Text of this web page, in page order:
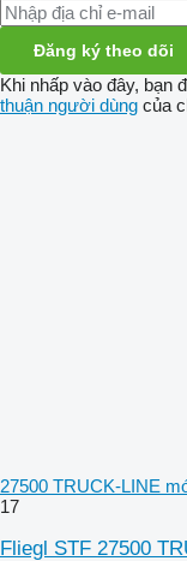
Đăng ký theo dõi
Khi nhấp vào đây, bạn
thuận người dùng của
27500 TRUCK-LINE
17
Fliegl STF 27500